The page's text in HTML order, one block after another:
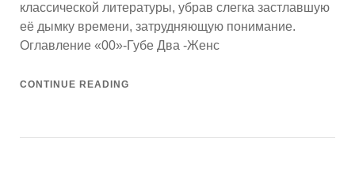
классической литературы, убрав слегка застлавшую
её дымку времени, затрудняющую понимание.
Оглавление «00»-Губе Два -Женс
CONTINUE READING